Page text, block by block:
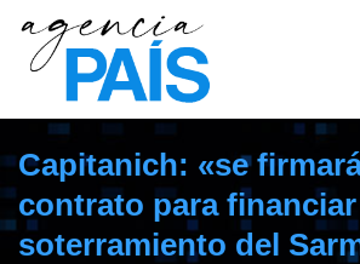
Capitanich: «se
contrato para
soterramiento del